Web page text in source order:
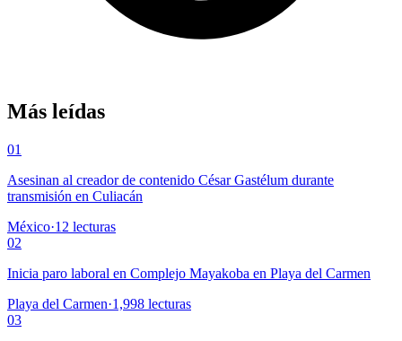
Más leídas
01
Asesinan al creador de contenido César Gastélum durante
transmisión en Culiacán
México·12 lecturas
02
Inicia paro laboral en Complejo Mayakoba en Playa del Carmen
Playa del Carmen·1,998 lecturas
03